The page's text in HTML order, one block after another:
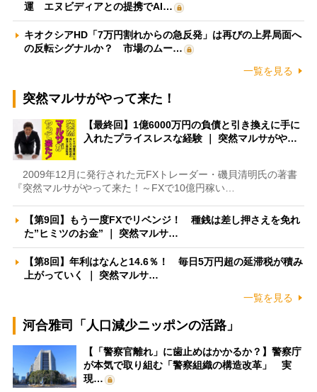
運 エヌビディアとの提携でAI…
キオクシアHD「7万円割れからの急反発」は再びの上昇局面へ
の反転シグナルか？ 市場のムー…
一覧を見る
突然マルサがやって来た！
【最終回】1億6000万円の負債と引き換えに手に
入れたプライスレスな経験 ｜ 突然マルサがや…
2009年12月に発行された元FXトレーダー・磯貝清明氏の著書
『突然マルサがやって来た！～FXで10億円稼い…
【第9回】もう一度FXでリベンジ！ 種銭は差し押さえを免れ
た”ヒミツのお金” ｜ 突然マルサ…
【第8回】年利はなんと14.6％！ 毎日5万円超の延滞税が積み
上がっていく ｜ 突然マルサ…
一覧を見る
河合雅司「人口減少ニッポンの活路」
【「警察官離れ」に歯止めはかかるか？】警察庁
が本気で取り組む「警察組織の構造改革」 実
現…